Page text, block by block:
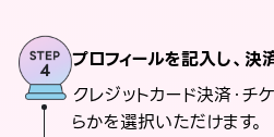
プロフィールを記入し、
クレジットカード決済・チ
らかを選択いただけます。